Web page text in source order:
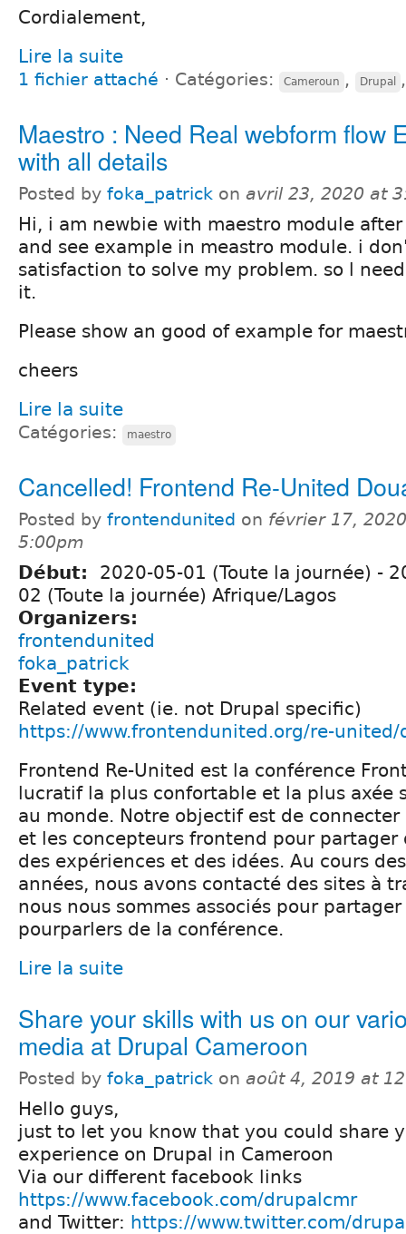
Cordialement,
Lire la suite
1 fichier attaché ⋅ Catégories: Cameroun , Drupal
Maestro : Need Real webform flow
with all details
Posted by foka_patrick on avril 23, 2020 at
Hi, i am newbie with maestro module
and see example in meastro module. i
satisfaction to solve my problem. so l
it.
Please show an good of example for
cheers
Lire la suite
Catégories: maestro
Cancelled! Frontend Re-United
Posted by frontendunited on février 17,
5:00pm
Début: 2020-05-01 (Toute la journée) -
02 (Toute la journée) Afrique/Lagos
Organizers:
frontendunited
foka_patrick
Event type:
Related event (ie. not Drupal specific)
https://www.frontendunited.org/re-united/
Frontend Re-United est la conférence
lucratif la plus confortable et la plus axée
au monde. Notre objectif est de
et les concepteurs frontend pour partager
des expériences et des idées. Au cours
années, nous avons contacté des sites à
nous nous sommes associés pour
pourparlers de la conférence.
Lire la suite
Share your skills with us on our
media at Drupal Cameroon
Posted by foka_patrick on août 4, 2019 at
Hello guys,
just to let you know that you could share
experience on Drupal in Cameroon
Via our different facebook links
https://www.facebook.com/drupalcmr
and Twitter: https://www.twitter.com/